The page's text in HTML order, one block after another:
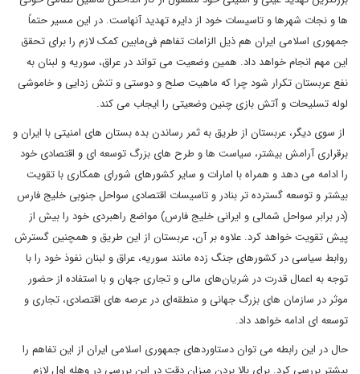
ها و نجات شهرها و تاسیسات خود از دایره تهدید آنهاست. در این مسیر حتماً
جمهوری اسلامی ایران هم ذیل الزامات تفاهم فی‌مابین کمک لازم را برای تحقق
این مهم انجام خواهد داد. همین وضعیت می تواند در عراق، سوریه و لبنان به
نفع عربستان تکرار شود چرا که ماهیت صلح و دوستی و تنش زدایی و خاموشی
لوله تسلیحات و آتش بازی چنین وضعیتی را ایجاب می کند.
از سوی دیگر، عربستان از طریق به ثمر رساندن بده بستان های امنیتی با ایران و
برقراری آرامش بیشتر، سیاست ها و طرح های بزرگ توسعه ای و اقتصادی خود
را ادامه می دهد و همراه با امارات و سایر کشورهای شورای همکاری با تقویت
بیشتر و توسعه گسترده تر بنادر و تاسیسات اقتصادی سواحل جنوبی خلیج فارس
(در برابر سواحل شمالی و ایرانی خلیج فارس) مواضع راهبردی خود را بیش از
پیش تقویت خواهد کرد. علاوه بر آن، عربستان از این طریق و همچنین گسترش
روابط سیاسی در کشورهای جنگ زده مانند سوریه، عراق و لبنان نفوذ خود را با
توجه به اعمال قدرت در شریان‌های مالی و تجاری جهان و با استفاده از حضور
موثر در سازمان های بزرگ جهانی و منطقه‌ای در عرصه های اقتصادی، تجاری و
توسعه ای ادامه خواهد داد.
حال در این رابطه می توان دستاوردهای جمهوری اسلامی ایران از این تفاهم را